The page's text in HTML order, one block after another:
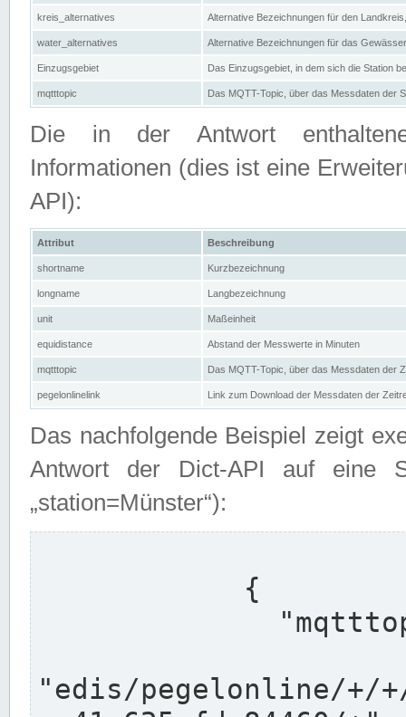
kreis_alternatives Alternative Bezeichnungen für den
water_alternatives Alternative Bezeichnungen für das
Einzugsgebiet Das Einzugsgebiet, in dem sich die Station
mqtttopic Das MQTT-Topic, über das Messdaten der
Die in der Antwort
Informationen (dies ist eine
API):
Attribut Beschreibung
shortname Kurzbezeichnung
longname Langbezeichnung
unit Maßeinheit
equidistance Abstand der Messwerte in Minuten
mqtttopic Das MQTT-Topic, über das Messdaten der
pegelonlinelink Link zum Download der Messdaten der
Das nachfolgende Beispiel zeigt
Antwort der Dict-API auf eine
„station=Münster“):
"edis/pegelonline/+/